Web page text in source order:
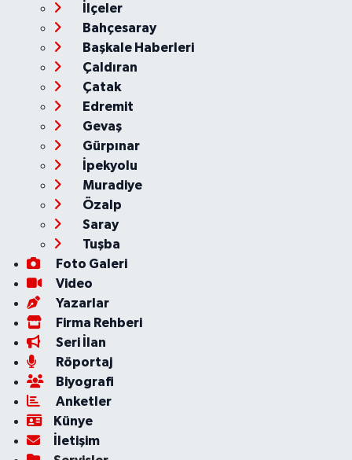
İlçeler
Bahçesaray
Başkale Haberleri
Çaldıran
Çatak
Edremit
Gevaş
Gürpınar
İpekyolu
Muradiye
Özalp
Saray
Tuşba
Foto Galeri
Video
Yazarlar
Firma Rehberi
Seri İlan
Röportaj
Biyografi
Anketler
Künye
İletişim